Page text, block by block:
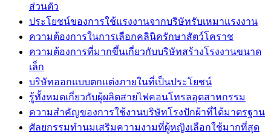
ส่วนตัว
ประโยชน์ของการใช้แรงงานจากบริษัทรับเหมาแรงงาน
ความต้องการในการเลือกคลินิครักษาสัตว์โคราช
ความต้องการที่มากขึ้นเกี่ยวกับบริษัทสร้างโรงงานขนาด
เล็ก
บริษัทออกแบบตกแต่งภายในที่เป็นประโยชน์
รู้ทั้งหมดเกี่ยวกับผู้ผลิตสายไฟคอนโทรลอุตสาหกรรม
ความสำคัญของการใช้งานบริษัทโรงปักผ้าที่ได้มาตรฐาน
ศัลยกรรมทำนมเสริมความงามที่ผู้หญิงเลือกใช้มากที่สุด